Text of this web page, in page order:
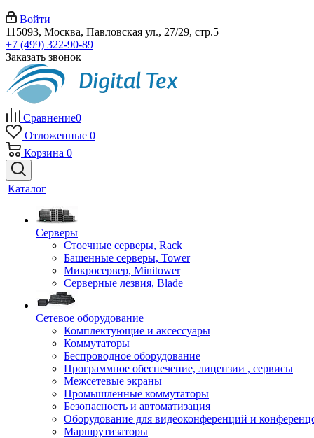
Войти
115093, Москва, Павловская ул., 27/29, стр.5
+7 (499) 322-90-89
Заказать звонок
Сравнение0
Отложенные 0
Корзина 0
Каталог
Серверы
Стоечные серверы, Rack
Башенные серверы, Tower
Микросервер, Minitower
Серверные лезвия, Blade
Сетевое оборудование
Комплектующие и аксессуары
Коммутаторы
Беспроводное оборудование
Программное обеспечение, лицензии , сервисы
Межсетевые экраны
Промышленные коммутаторы
Безопасность и автоматизация
Оборудование для видеоконференций и
Маршрутизаторы